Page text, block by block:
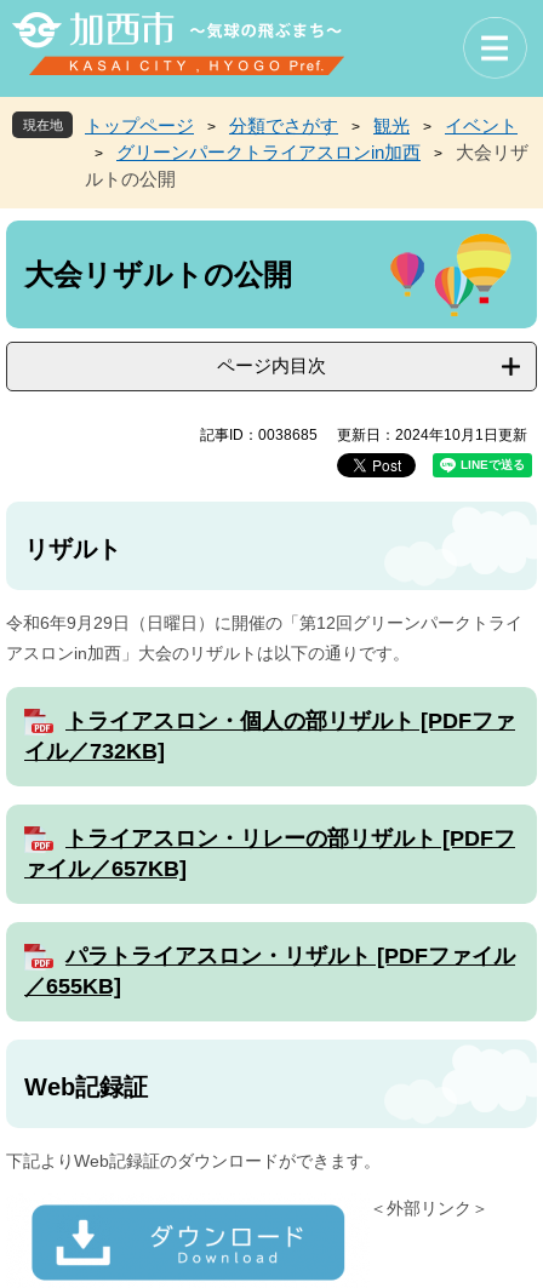
先
頭
を
飛
現在地 トップページ > 分類でさがす > 観光 > イベント
> グリーンパークトライアスロンin加西 >
大会リザ
ルトの公開
本
大会リザルトの公開
ページ内目次
記事ID：0038685 更新日：2024年10月1日更新
リザルト
令和6年9月29日（日曜日）に開催の「第12回グリーンパークトライ
アスロンin加西」大会のリザルトは以下の通りです。
トライアスロン・個人の部リザルト [PDFファ
イル／732KB]
トライアスロン・リレーの部リザルト [PDFフ
ァイル／657KB]
パラトライアスロン・リザルト [PDFファイル
／655KB]
Web記録証
下記よりWeb記録証のダウンロードができます。
＜外部リンク＞